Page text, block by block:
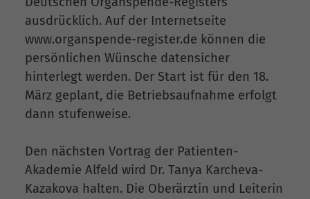
ausdrücklich. Auf der Internetseite
www.organspende-register.de können die
persönlichen Wünsche datensicher
hinterlegt werden. Der Start ist für den 18.
März geplant, die Betriebsaufnahme erfolgt
dann stufenweise.
Den nächsten Vortrag der Patienten-
Akademie Alfeld wird Dr. Tanya Karcheva-
Kazakova halten. Die Oberärztin und Leiterin